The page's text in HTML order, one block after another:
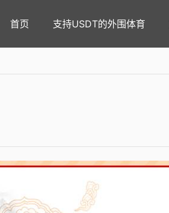
首页 支持USDT的外围体育